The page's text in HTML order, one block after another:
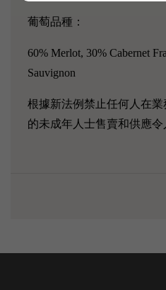
葡萄品種：
60% Merlot, 30% Cabernet
Sauvignon
根據新法例禁止任何人在
的未成年人士售賣和供應